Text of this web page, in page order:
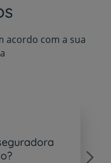
acordo com a sua